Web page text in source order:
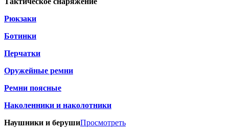
Рюкзаки
Ботинки
Перчатки
Оружейные ремни
Ремни поясные
Наколенники и наколотники
Наушники и берушиПросмотреть